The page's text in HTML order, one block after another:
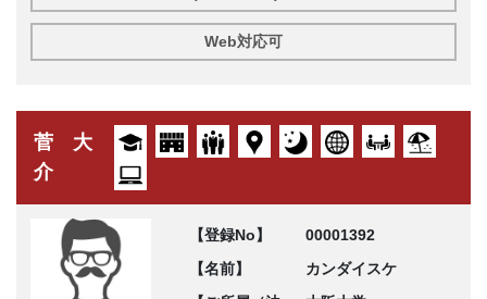
Web対応可
菅 大
介
【登録No】
00001392
【名前】
カンダイスケ